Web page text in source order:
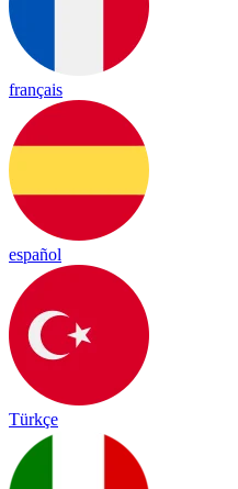
français
español
Türkçe